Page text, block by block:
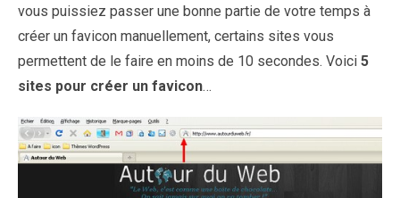
vous puissiez passer une bonne partie de votre temps à
créer un favicon manuellement, certains sites vous
permettent de le faire en moins de 10 secondes. Voici 5
sites pour créer un favicon…